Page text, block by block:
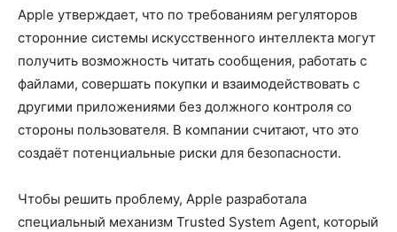
Apple утверждает, что по требованиям регуляторов
сторонние системы искусственного интеллекта могут
получить возможность читать сообщения, работать с
файлами, совершать покупки и взаимодействовать с
другими приложениями без должного контроля со
стороны пользователя. В компании считают, что это
создаёт потенциальные риски для безопасности.
Чтобы решить проблему, Apple разработала
специальный механизм Trusted System Agent, который